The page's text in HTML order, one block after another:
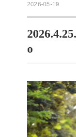
2026-05-19
o